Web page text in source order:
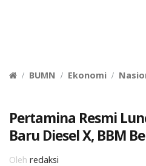
BUMN Ekonomi
Pertamina Resmi
Baru Diesel X, BBM
Oleh redaksi